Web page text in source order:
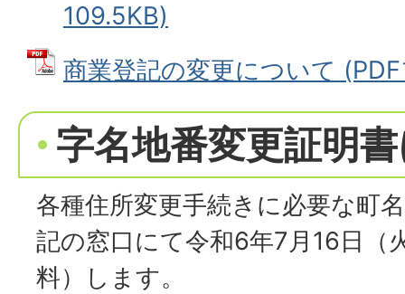
109.5KB)
商業登記の変更について
字名地番変更証明
各種住所変更手続きに必要な町
記の窓口にて令和6年7月16日（
料）します。